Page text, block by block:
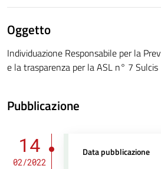
Oggetto
Individuazione Responsabile per la
e la trasparenza per la ASL n° 7 Sulcis
Pubblicazione
14
02/2022
Data pubblicazione